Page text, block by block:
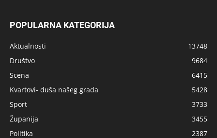
POPULARNA KATEGORIJA
Aktualnosti
13748
Društvo
9684
Scena
6415
Kvartovi- duša našeg grada
5428
Sport
3733
Županija
3455
Politika
2387